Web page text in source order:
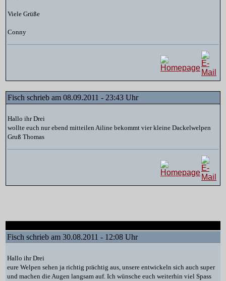
Viele Grüße
Conny
Fisch schrieb am 08.09.2011 - 23:43 Uhr
Hallo ihr Drei
wollte euch nur ebend mitteilen Ailine bekommt vier kleine Dackelwelpen
Gruß Thomas
Fisch schrieb am 30.08.2011 - 12:08 Uhr
Hallo ihr Drei
eure Welpen sehen ja richtig prächtig aus, unsere entwickeln sich auch super
und machen die Augen langsam auf. Ich wünsche euch weiterhin viel Spass